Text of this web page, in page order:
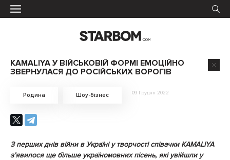
KAMALIYA У ВІЙСЬКОВІЙ ФОРМІ ЕМОЦІЙНО
ЗВЕРНУЛАСЯ ДО РОСІЙСЬКИХ ВОРОГІВ
Родина Шоу-бізнес 09 Грудня 2022
З перших днів війни в Україні у творчості співачки KAMALIYA
з’явилося ще більше україномовних пісень, які увійшли у